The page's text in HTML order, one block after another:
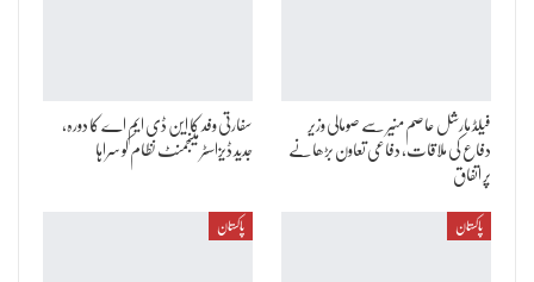
فیلڈ مارشل عاصم منیر سے صومالی وزیر
دفاع کی ملاقات، دفاعی تعاون بڑھانے
پر اتفاق
سفارتی وفد کا این ڈی ایم اے کا دورہ،
جدید ڈیزاسٹر مینجمنٹ نظام کو سراہا
پاکستان پاکستان